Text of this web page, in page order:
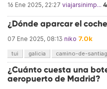
16 Ene 2025, 22:27 viajarsinimp...
¿Dónde aparcar el
07 Ene 2025, 08:13 niko 7.0k
tui galicia camino-de-
¿Cuánto cuesta una
aeropuerto de Madrid?